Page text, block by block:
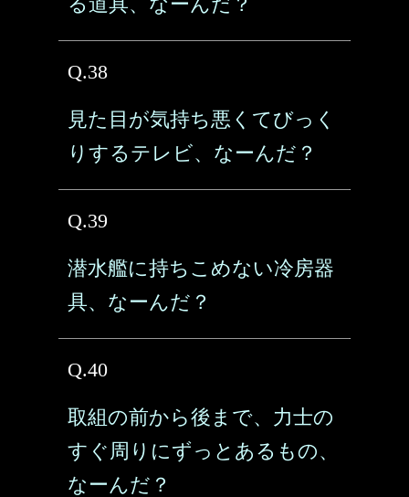
Q.38
見た目が気持ち悪くてびっく
りするテレビ、なーんだ？
Q.39
潜水艦に持ちこめない冷房器
具、なーんだ？
Q.40
取組の前から後まで、力士の
すぐ周りにずっとあるもの、
なーんだ？